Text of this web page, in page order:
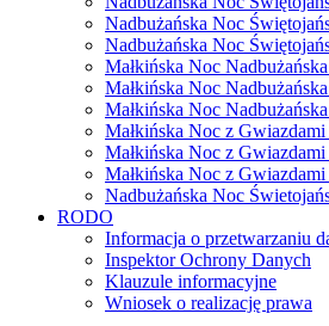
Nadbużańska Noc
Nadbużańska Noc
Małkińska Noc
Małkińska Noc
Małkińska Noc
Małkińska Noc z Gwiazdami
Małkińska Noc z
Małkińska Noc z
Nadbużańska Noc
RODO
Informacja o przetwarzaniu
Inspektor Ochrony Danych
Klauzule informacyjne
Wniosek o realizację prawa